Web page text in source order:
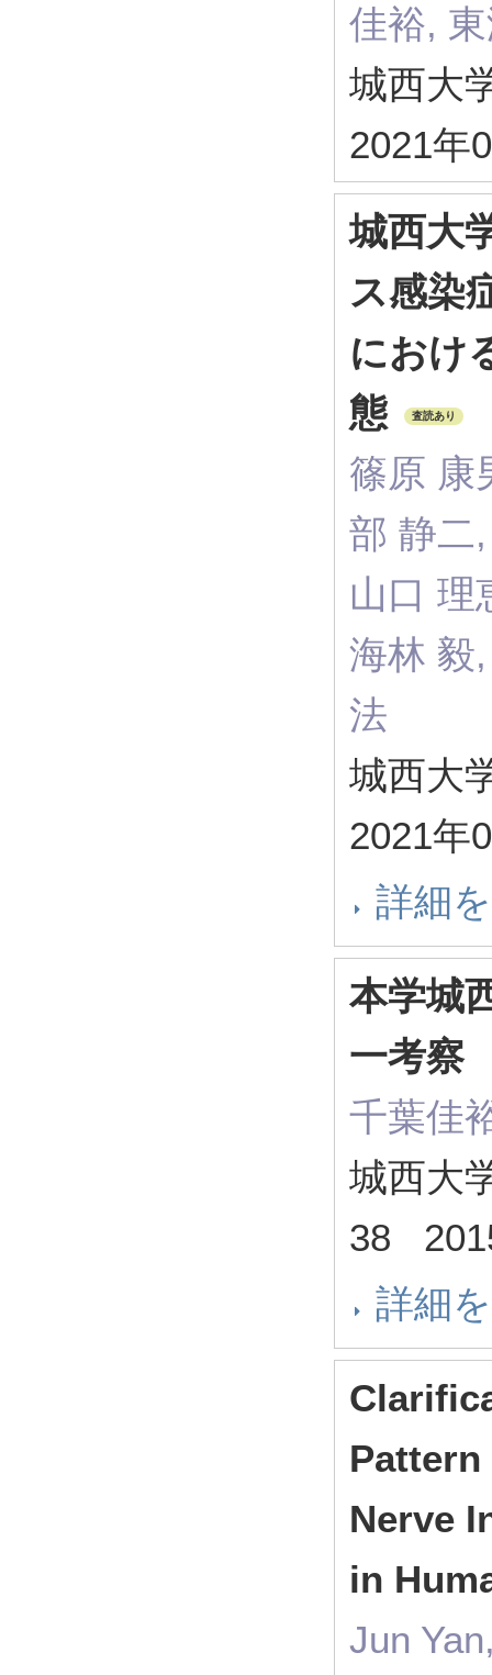
佳裕,
城西大
2021年
城西大
ス感染
におけ
態
査読あり
篠原 康
部 静二
山口 理
海林 毅
法
城西大
2021年
詳細
本学城
一考察
千葉佳
城西大
38
詳細
Nerve
in
Jun